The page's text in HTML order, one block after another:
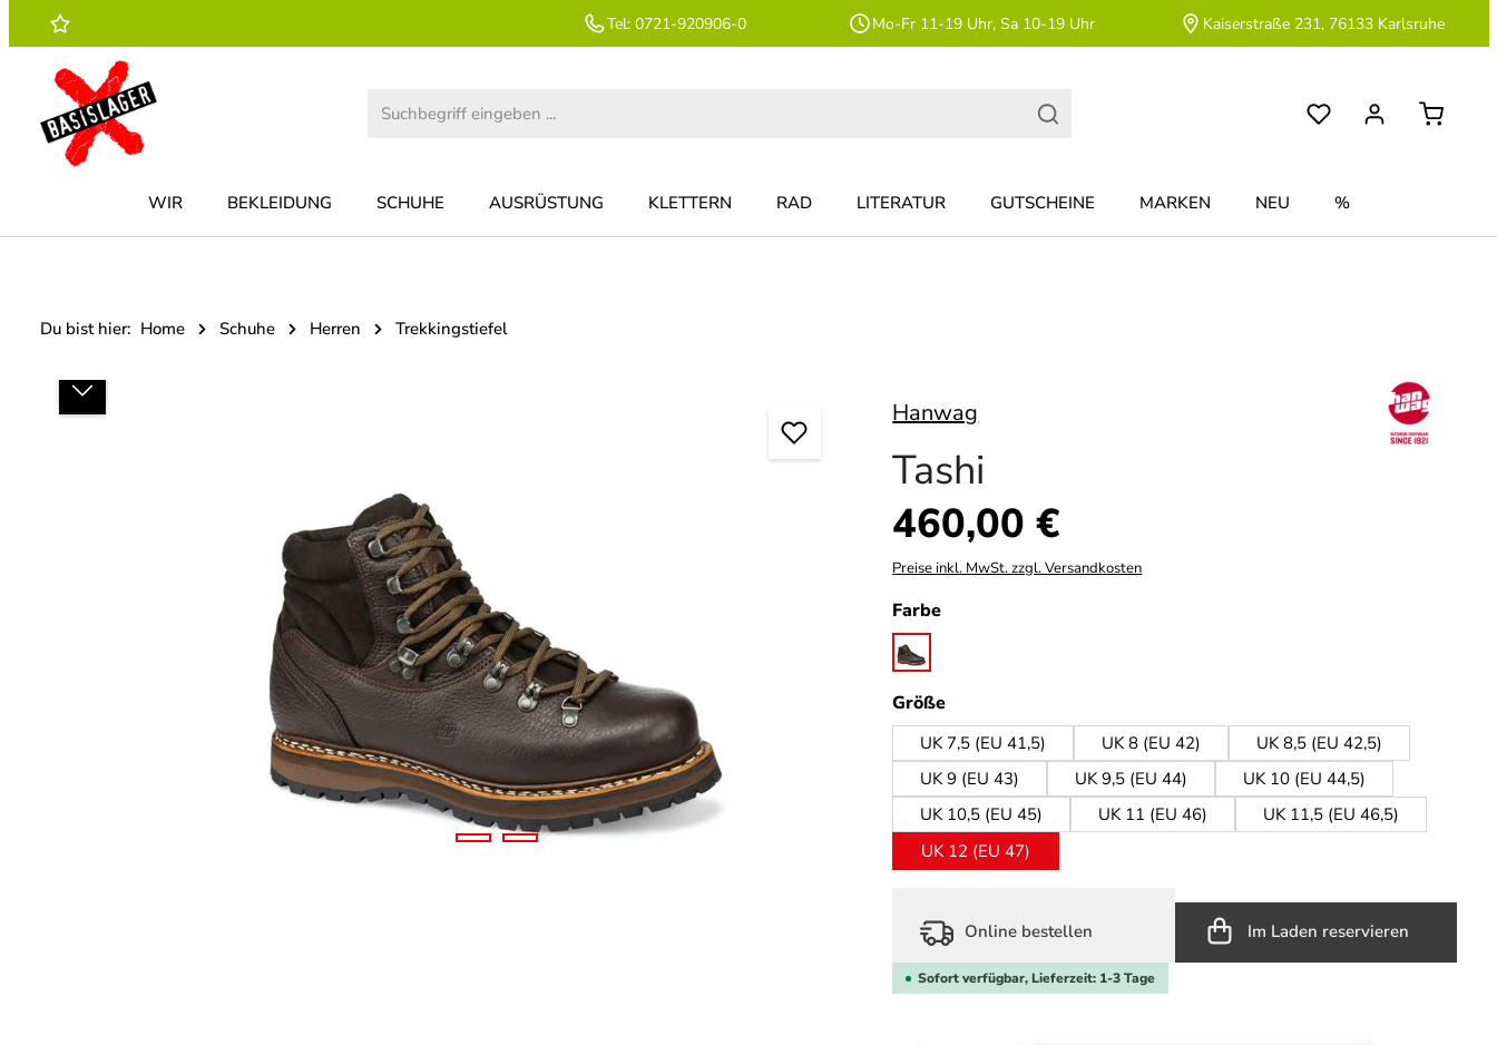
Hauptinhalt springen
Zur Suche springen
Zur Hauptnavigation springen Tel: 0721-920906-0 Mo-Fr 11-19 Uhr, Sa 10-19 Uhr Kaiserstraße 231, 76133 Karlsruhe
WIR BEKLEIDUNG SCHUHE AUSRÜSTUNG KLETTERN RAD LITERATUR GUTSCHEINE MARKEN NEU %
Du bist hier: Home Schuhe Herren Trekkingstiefel
Bildergalerie überspringen
Hanwag
Tashi
Regulärer Preis:
460,00 €
Preise inkl. MwSt. zzgl. Versandkosten
Farbeauswählen
marone
Größeauswählen
UK 7,5 (EU 41,5) UK 8 (EU 42)
UK 8,5 (EU 42,5)
UK 9 (EU 43)
UK 9,5 (EU 44)
UK 10 (EU 44,5)
UK 10,5 (EU 45)
UK 11 (EU 46)
UK 11,5 (EU 46,5)
UK 12 (EU 47)
Online bestellen Im Laden reservieren
Sofort verfügbar, Lieferzeit: 1-3 Tage